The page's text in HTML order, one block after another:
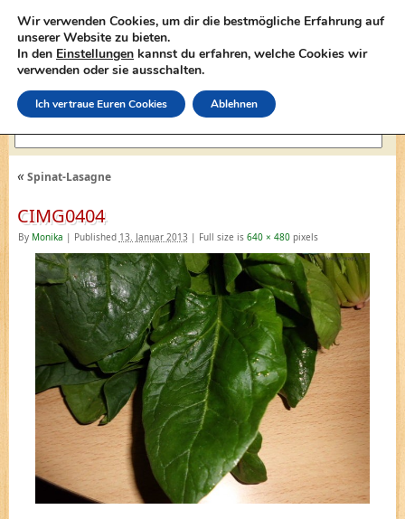
lasagne-rezepte.net
«Spinat-Lasagne
CIMG0404
By Monika | Published 13. Januar 2013 | Full size is 640 × 480pixels
Wir verwenden Cookies, um dir die bestmögliche Erfahrung auf
unserer Website zu bieten.
In den Einstellungen kannst du erfahren, welche Cookies wir
verwenden oder sie ausschalten.
Ich vertraue Euren Cookies Ablehnen